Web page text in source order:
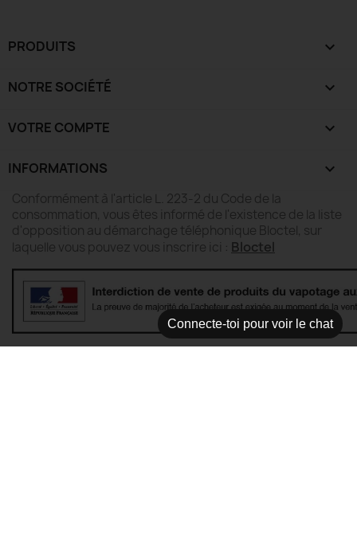
Connecte-toi pour voir le chat
PRODUITS 
NOTRE SOCIÉTÉ 
VOTRE COMPTE 
INFORMATIONS keyboard_arrow_down
Conformément à l'article L. 223-2 du Code de la
consommation, vous êtes informé de l'existence de la liste
d'opposition au démarchage téléphonique Bloctel, sur
laquelle vous pouvez vous inscrire ici : Bloctel